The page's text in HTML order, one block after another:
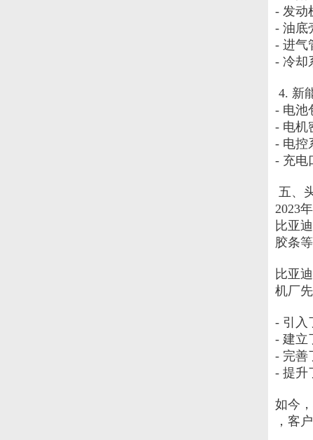
- 发动
- 油底
- 进气
- 冷却
4. 新
- 电池
- 电机
- 电控
- 充电
五、
2023
比亚
胶条
比亚
机厂
- 引入
- 建立
- 完善
- 提升
如今
，客